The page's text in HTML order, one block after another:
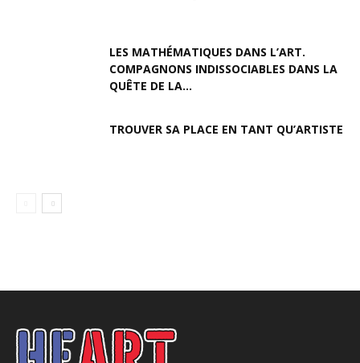
LES MATHÉMATIQUES DANS L’ART.
COMPAGNONS INDISSOCIABLES DANS LA
QUÊTE DE LA...
TROUVER SA PLACE EN TANT QU’ARTISTE